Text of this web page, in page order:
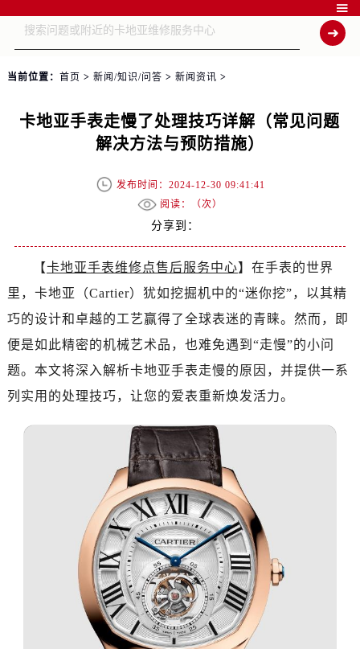

当前位置： 首页 > 新闻/知识/问答 > 新闻资讯 >
卡地亚手表走慢了处理技巧详解（常见问题
解决方法与预防措施）
发布时间：2024-12-30 09:41:41
阅读：（次）
分享到：
【卡地亚手表维修点售后服务中心】在手表的世界
里，卡地亚（Cartier）犹如挖掘机中的“迷你挖”，以其精
巧的设计和卓越的工艺赢得了全球表迷的青睐。然而，即
便是如此精密的机械艺术品，也难免遇到“走慢”的小问
题。本文将深入解析卡地亚手表走慢的原因，并提供一系
列实用的处理技巧，让您的爱表重新焕发活力。